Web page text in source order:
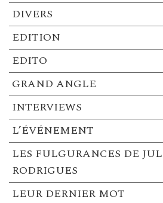
DIVERS
EDITION
EDITO
GRAND ANGLE
INTERVIEWS
L’ÉVÉNEMENT
LES FULGURANCES DE
RODRIGUES
LEUR DERNIER MOT